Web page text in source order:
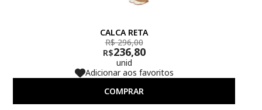
CALCA RETA
R$ 296,00
R$236,80
unid
Adicionar aos favoritos
COMPRAR